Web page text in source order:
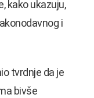
kako ukazuju,
i
tvrdnje da je
bivše